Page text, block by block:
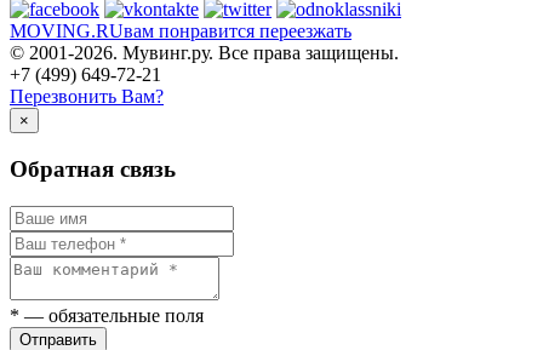
MOVING.RUвам понравится переезжать
© 2001-2026. Мувинг.ру. Все права защищены.
+7 (499) 649-72-21
Перезвонить Вам?
×
Обратная связь
* — обязательные поля
Отправить